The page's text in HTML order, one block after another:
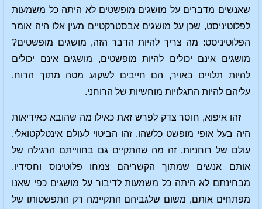
שאנשים מדברים על מושגים מופשטים לא היתה כל משמעות
לפלוטיניסט, שכן על מושגים אבסטרקטיים מעין אלו היה אומר
הפלוטיניסט: מה צריך להיות הדבר הזה, מושגים מופשטים?
מושגים אינם יכולים להיות מופשטים, מושגים אינם יכולים
להיות תלויים באויר, הם חייבים לשקוע מטה מתוך הרוח.
עליהם להיות התגלויות מוחשיות של הרוחני.
זהו איפוא, חוסר צדק לפרש זאת כאילו מה שהובא כאידיאות
היה בעל אופי מופשט כלשהו. זהו הביטוי לעולם אינטלקטואלי,
עולם של רוחניות. זה מה שהתקיים גם בחווייתם הרגילה של
אותם אנשים שמתוך הקשריהם צמחו פלוטינוס וחסידיו.
מבחינתם לא היתה כל משמעות לדיבור על מושגים כפי שאנו
מפתחים אותם, משום שלגביהם התקיימה רק התפשטותו של